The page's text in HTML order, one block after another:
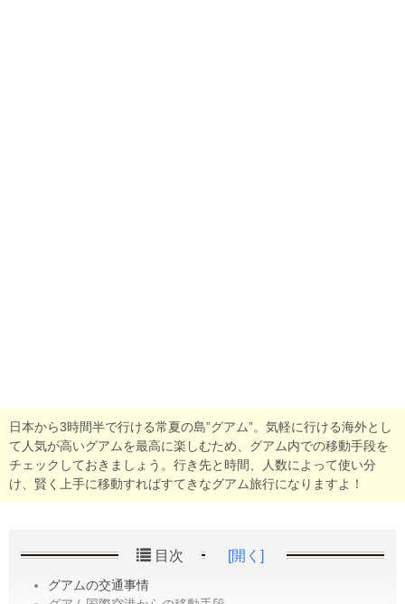
日本から3時間半で行ける常夏の島”グアム”。気軽に行ける海外とし
て人気が高いグアムを最高に楽しむため、グアム内での移動手段を
チェックしておきましょう。行き先と時間、人数によって使い分
け、賢く上手に移動すればすてきなグアム旅行になりますよ！
目次 [開く]
グアムの交通事情